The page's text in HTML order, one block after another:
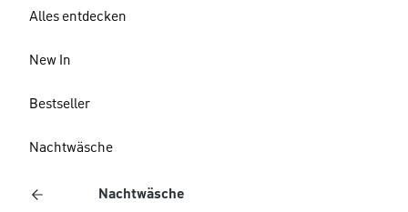
Alles entdecken
New In
Bestseller
Nachtwäsche
Nachtwäsche